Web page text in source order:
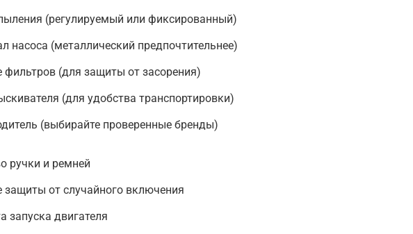
(регулируемый или фиксированный)
насоса (металлический предпочтительнее)
фильтров (для защиты от засорения)
(для удобства транспортировки)
(выбирайте проверенные бренды)
ручки и ремней
защиты от случайного включения
запуска двигателя